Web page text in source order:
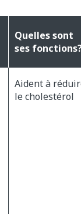
Quelles sont
ses
Aident à
le cholestérol